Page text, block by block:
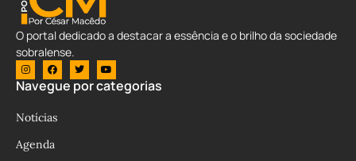
O portal dedicado a destacar a essência e o brilho da sociedade
sobralense.
Navegue por categorias
Notícias
Agenda